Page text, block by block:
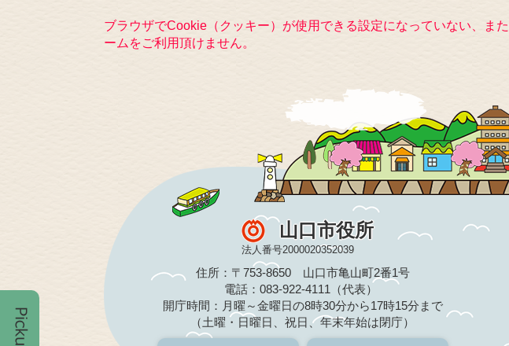
ブラウザでCookie（クッキー）が使用できる設定になっていない、ま
ームをご利用頂けません。
山口市役所
法人番号2000020352039
住所：〒753-8650 山口市亀山町2番1号
電話：083-922-4111（代表）
開庁時間：月曜～金曜日の8時30分から17時15分まで
（土曜・日曜日、祝日、年末年始は閉庁）